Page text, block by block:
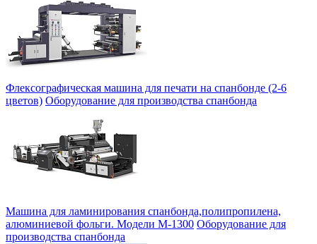
Флексографическая машина для печати на спанбонде (2-6
цветов) Оборудование для производства спанбонда
Машина для ламинирования спанбонда,полипропилена,
алюминиевой фольги. Модели М-1300 Оборудование для
производства спанбонда